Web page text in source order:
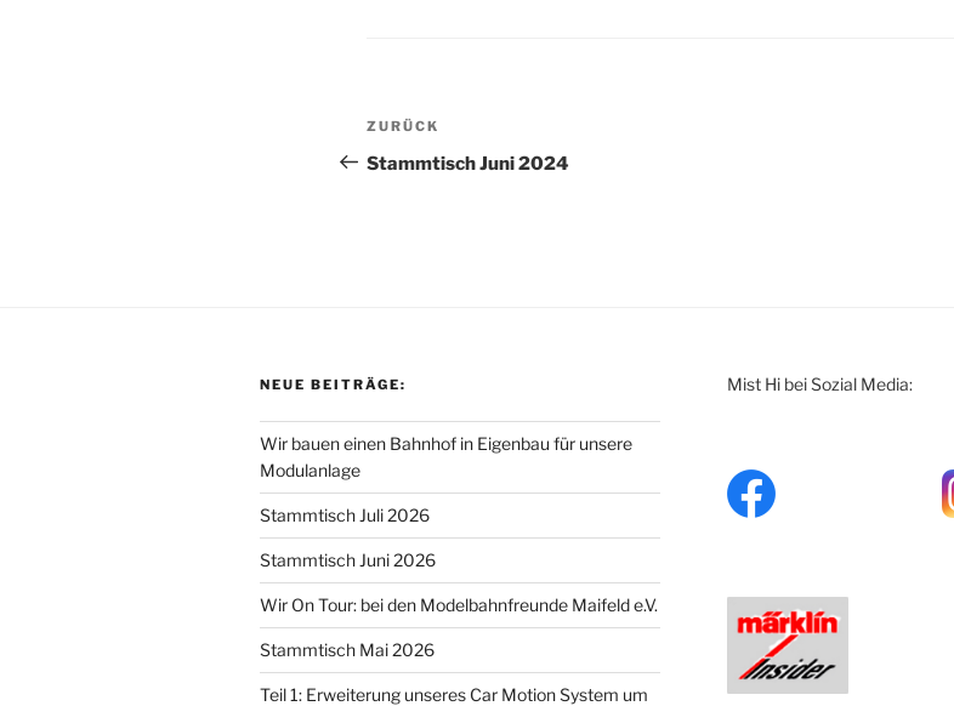
Beitragsnavigation
Vorheriger
Beitrag
ZURÜCK
Stammtisch Juni 2024
NEUE BEITRÄGE:
Wir bauen einen Bahnhof in Eigenbau für unsere
Modulanlage
Stammtisch Juli 2026
Stammtisch Juni 2026
Wir On Tour: bei den Modelbahnfreunde Maifeld e.V.
Stammtisch Mai 2026
Teil 1: Erweiterung unseres Car Motion System um
Mist Hi bei Sozial Media: